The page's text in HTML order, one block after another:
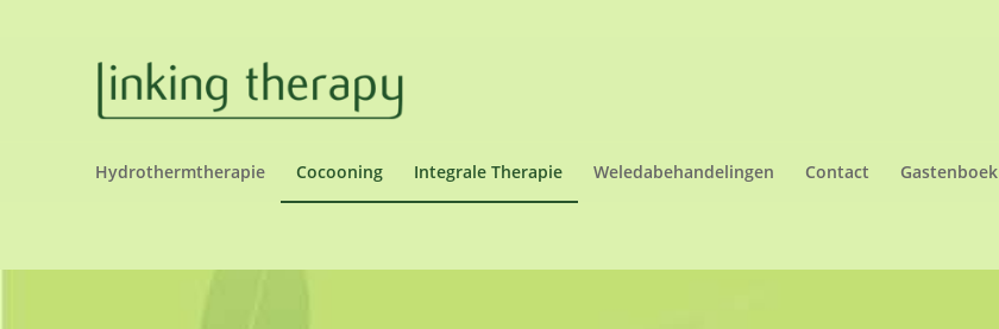
Hydrothermtherapie Cocooning Integrale Therapie Weledabehandelingen Contact Gastenboek